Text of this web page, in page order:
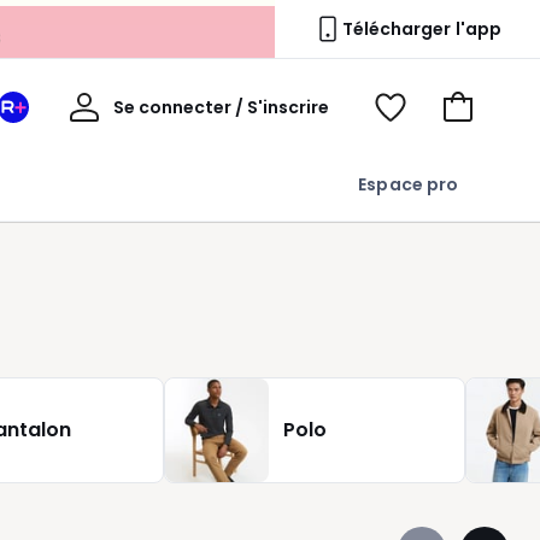
Télécharger l'app
Espace pro
Mon
Se connecter / S'inscrire
Mon
Voir
Voir
Polo